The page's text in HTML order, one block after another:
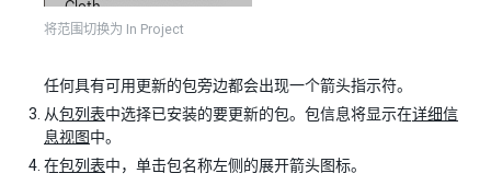
将范围切换为 In Project
任何具有可用更新的包旁边都会出现一个箭头指示符。
从包列表中选择已安装的要更新的包。包信息将显示在详细信
息视图中。
在包列表中，单击包名称左侧的展开箭头图标。